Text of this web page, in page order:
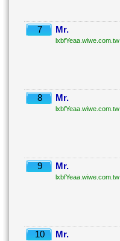
7 Mr.
lxbfYeaa.wiwe.com.tw
8 Mr.
lxbfYeaa.wiwe.com.tw
9 Mr.
lxbfYeaa.wiwe.com.tw
10 Mr.